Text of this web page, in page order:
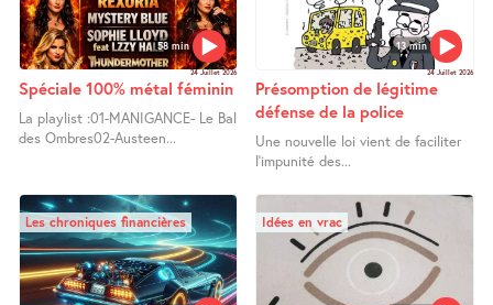
58 min
24 Juillet 2026
Spéciale 100% métal féminin
La playlist :01-MANIGANCE- Le Bal
des Ombres02-Austeen...
13 min
24 Juillet 2026
Présomption de légitime
défense de la police
Une nouvelle loi vient de faciliter
l’impunité des...
Les chroniques financières Idées en vrac